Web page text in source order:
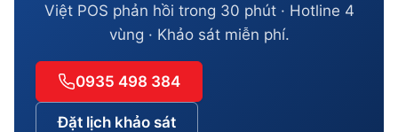
Việt POS phản hồi trong 30 phút · Hotline 4
vùng · Khảo sát miễn phí.
0935 498 384
Đặt lịch khảo sát